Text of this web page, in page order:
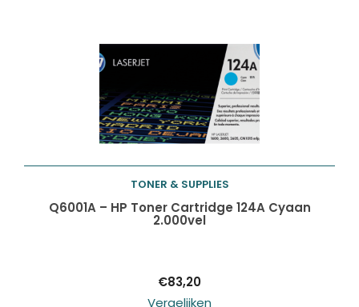
Toevoegen aan
TONER & SUPPLIES
Q6001A – HP Toner Cartridge 124A Cyaan
2.000vel
€83,20
Vergelijken